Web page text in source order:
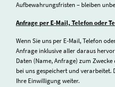
Aufbewahrungsfristen – bleiben
Anfrage per E-Mail, Telefon oder
Wenn Sie uns per E-Mail, Telefon
Anfrage inklusive aller daraus
Daten (Name, Anfrage) zum
bei uns gespeichert und verarbeitet.
Ihre Einwilligung weiter.